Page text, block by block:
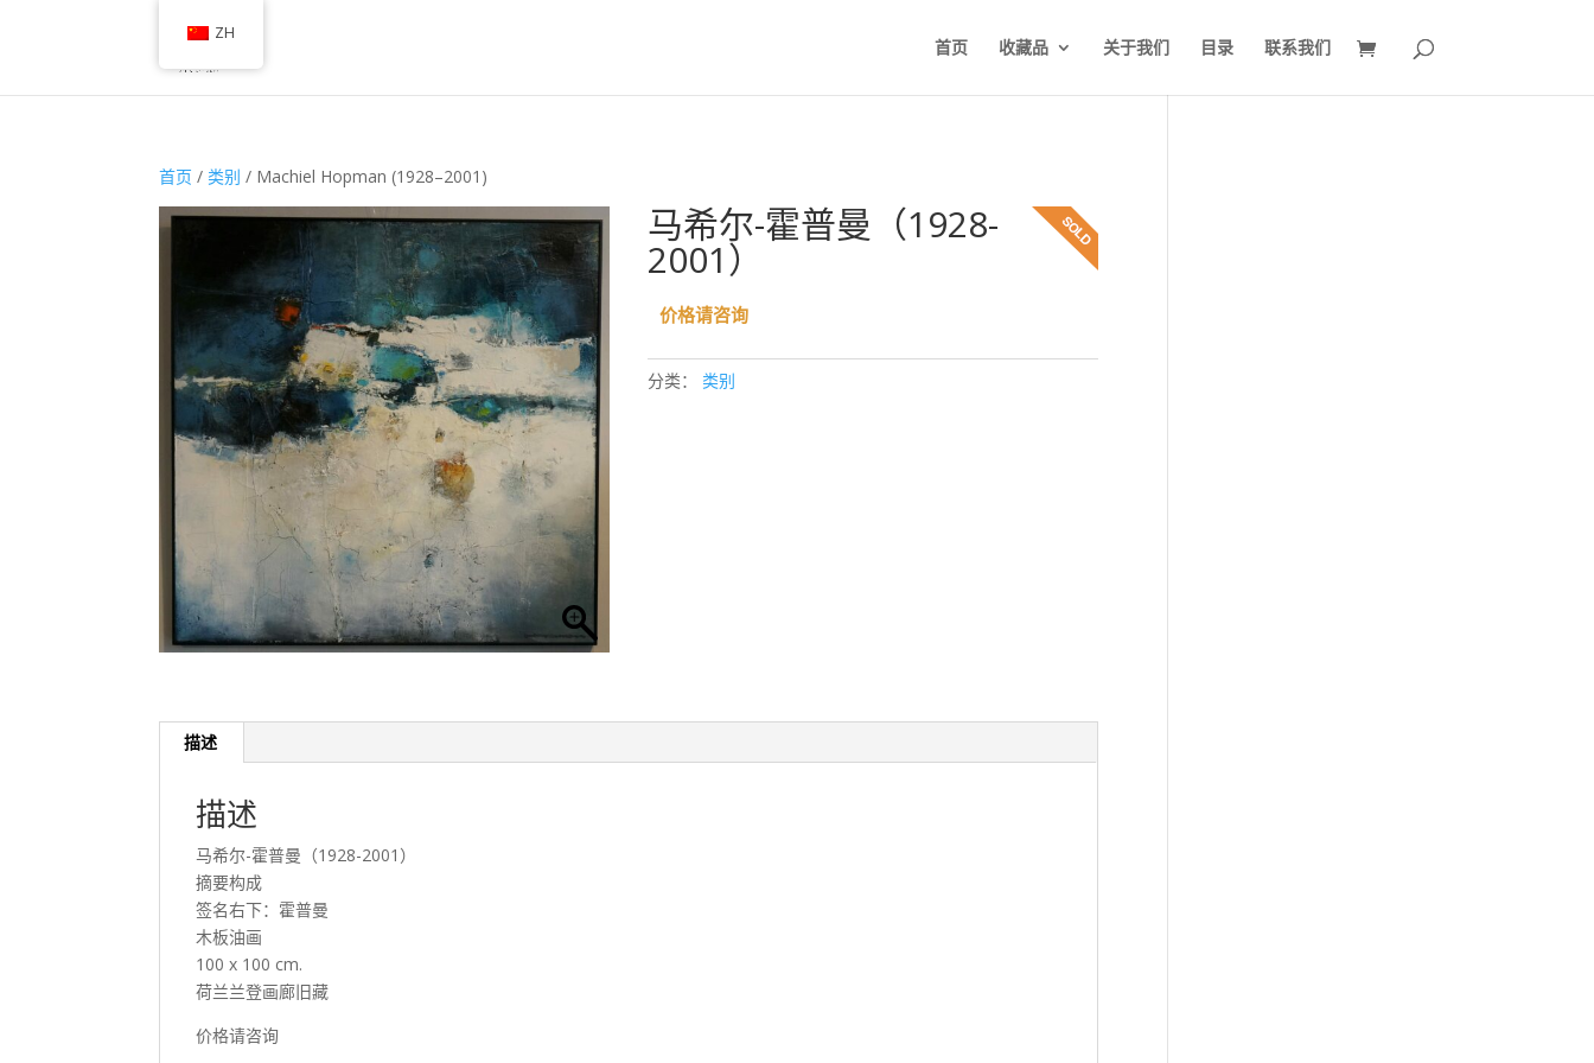
首页 收藏品 关于我们 目录 联系我们
首页 / 类别 / Machiel Hopman (1928–2001)
马希尔-霍普曼（1928-
2001）
价格请咨询
分类： 类别
描述
描述
马希尔-霍普曼（1928-2001）
摘要构成
签名右下：霍普曼
木板油画
100 x 100 cm.
荷兰兰登画廊旧藏
价格请咨询
ZH